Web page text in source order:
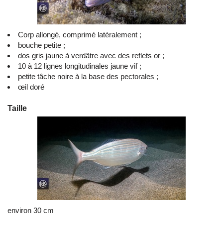
Corp allongé, comprimé latéralement ;
bouche petite ;
dos gris jaune à verdâtre avec des reflets or ;
10 à 12 lignes longitudinales jaune vif ;
petite tâche noire à la base des pectorales ;
œil doré
Taille
environ 30 cm